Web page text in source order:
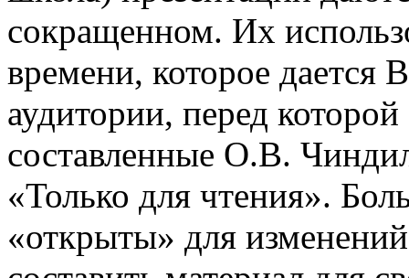
сокращенном. Их
времени, которое дается
аудитории, перед
составленные О.В.
«Только для чтения».
«открыты» для